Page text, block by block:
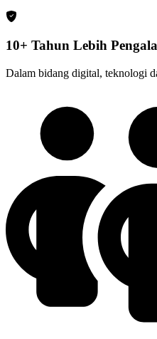
10+ Tahun Lebih
Dalam bidang digital, teknologi